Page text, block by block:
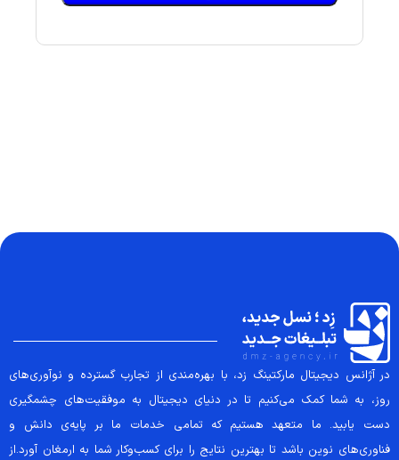
در آژانس دیجیتال مارکتینگ زد، با بهره‌مندی از تجارب گسترده و نوآوری‌های
روز، به شما کمک می‌کنیم تا در دنیای دیجیتال به موفقیت‌های چشمگیری
دست یابید. ما متعهد هستیم که تمامی خدمات ما بر پایه‌ی دانش و
فناوری‌های نوین باشد تا بهترین نتایج را برای کسب‌وکار شما به ارمغان آورد.از